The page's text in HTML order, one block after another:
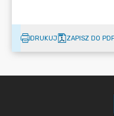
DRUKUJ ZAPISZ DO PDF